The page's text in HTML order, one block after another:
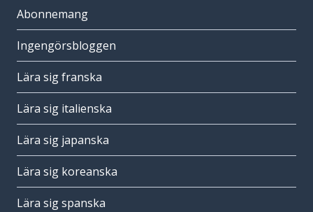
Abonnemang
Ingengörsbloggen
Lära sig franska
Lära sig italienska
Lära sig japanska
Lära sig koreanska
Lära sig spanska